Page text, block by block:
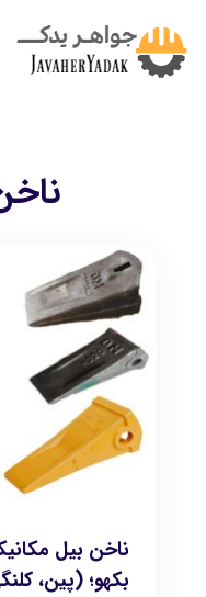
ناخن بیل
بکهو؛ (پین،